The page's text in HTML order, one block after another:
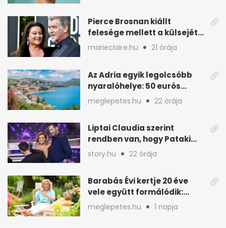
Pierce Brosnan kiállt
felesége mellett a külsejét
ért bántások után
marieclaire.hu 21 órája
Az Adria egyik legolcsóbb
nyaralóhelye: 50 eurós
apartman, 1 eurós kávé
meglepetes.hu 22 órája
Liptai Claudia szerint
rendben van, hogy Pataki
Ádám más nőért rajong
story.hu 22 órája
Barabás Évi kertje 20 éve
vele együtt formálódik:
„Szimbiózisban élünk”
meglepetes.hu 1 napja